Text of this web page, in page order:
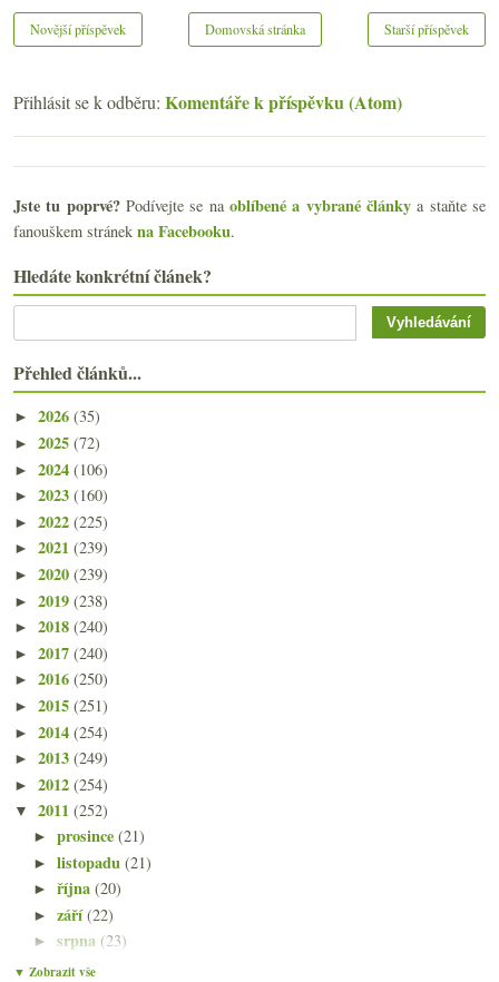
Novější příspěvek Starší příspěvek
Domovská stránka
Přihlásit se k odběru: Komentáře k příspěvku (Atom)
Jste tu poprvé?Podívejte se naoblíbené a vybrané články a staňte se
fanouškem stránek na Facebooku.
Hledáte konkrétní článek?
Přehled článků...
► 2026 (35)
► 2025 (72)
► 2024 (106)
► 2023 (160)
► 2022 (225)
► 2021 (239)
► 2020 (239)
► 2019 (238)
► 2018 (240)
► 2017 (240)
► 2016 (250)
► 2015 (251)
► 2014 (254)
► 2013 (249)
► 2012 (254)
▼ 2011 (252)
►prosince(21)
►listopadu(21)
►října(20)
►září(22)
►srpna (23)
►července
▼ Zobrazit vše